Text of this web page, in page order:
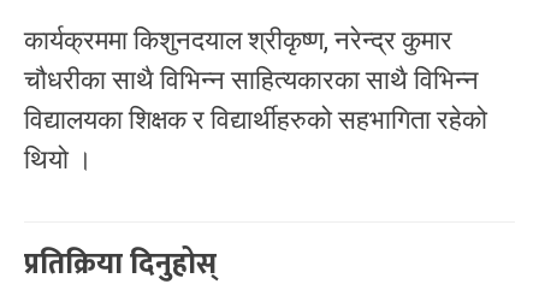
कार्यक्रममा किशुनदयाल श्रीकृष्ण, नरेन्द्र कुमार
चौधरीका साथै विभिन्न साहित्यकारका साथै विभिन्न
विद्यालयका शिक्षक र विद्यार्थीहरुको सहभागिता रहेको
थियो ।
प्रतिक्रिया दिनुहोस्